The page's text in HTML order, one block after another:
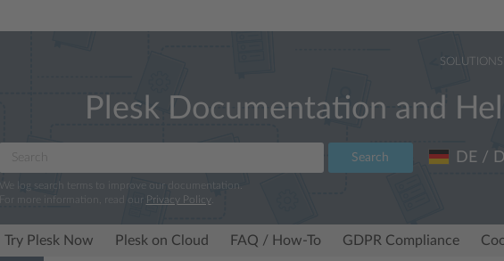
SOLUTIONS
Plesk Documentation and
Search
We log search terms to improve our documentation.
For more information, read our Privacy Policy.
DE /
Try Plesk Now Plesk on Cloud FAQ / How-To GDPR Compliance